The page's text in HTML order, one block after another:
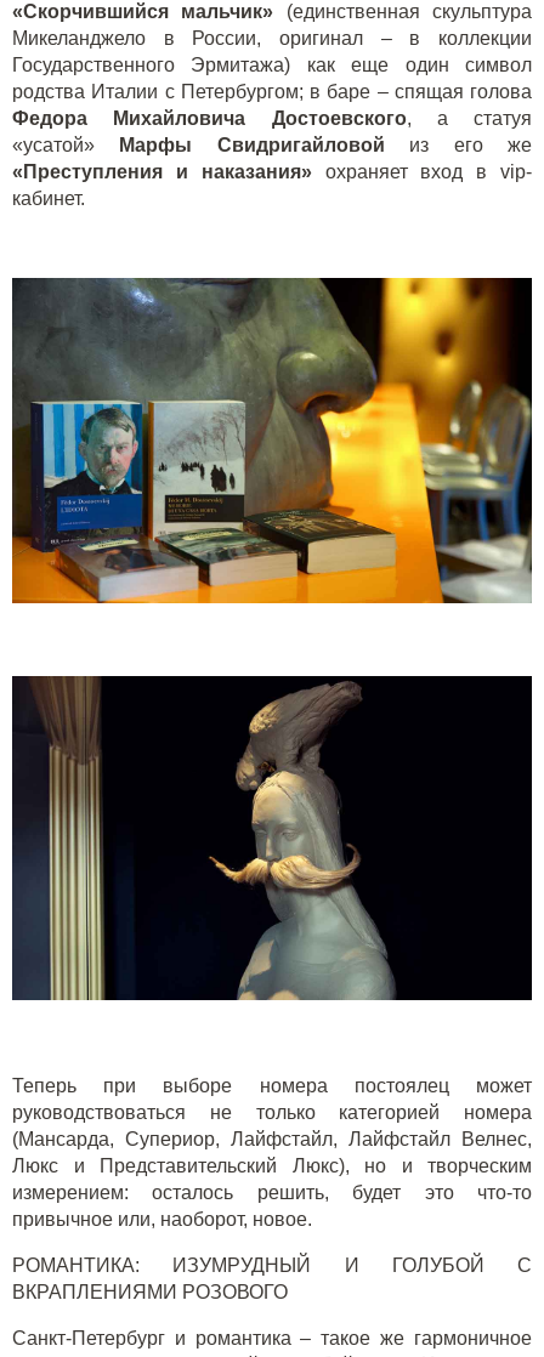
«Скорчившийся мальчик» (единственная скульптура
Микеланджело в России, оригинал – в коллекции
Государственного Эрмитажа) как еще один символ
родства Италии с Петербургом; в баре – спящая голова
Федора Михайловича Достоевского, а статуя
«усатой»
Марфы Свидригайловой из его же
«Преступления и наказания» охраняет вход в vip-
кабинет.
Теперь при выборе номера постоялец может
руководствоваться не только категорией номера
(Мансарда, Супериор, Лайфстайл, Лайфстайл Велнес,
Люкс и Представительский Люкс), но и творческим
измерением: осталось решить, будет это что-то
привычное или, наоборот, новое.
РОМАНТИКА: ИЗУМРУДНЫЙ И ГОЛУБОЙ С
ВКРАПЛЕНИЯМИ РОЗОВОГО
Санкт-Петербург и романтика – такое же гармоничное